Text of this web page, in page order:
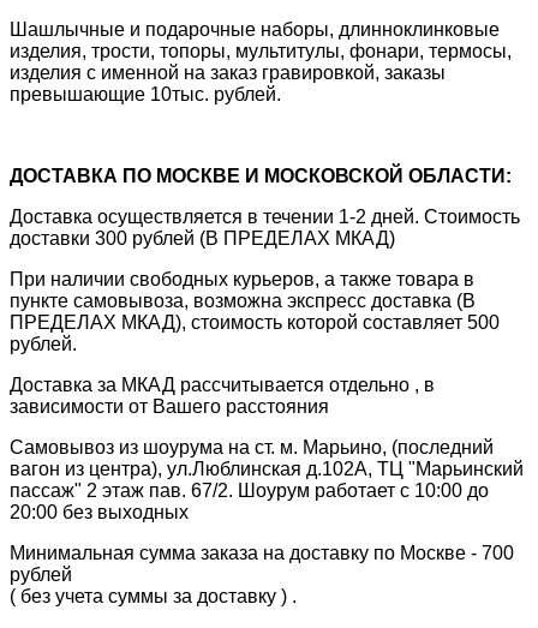
Шашлычные и подарочные наборы, длинноклинковые
изделия, трости, топоры, мультитулы, фонари, термосы,
изделия с именной на заказ гравировкой, заказы
превышающие 10тыс. рублей.
ДОСТАВКА ПО МОСКВЕ И МОСКОВСКОЙ ОБЛАСТИ:
Доставка осуществляется в течении 1-2 дней. Стоимость
доставки 300 рублей (В ПРЕДЕЛАХ МКАД)
При наличии свободных курьеров, а также товара в
пункте самовывоза, возможна экспресс доставка (В
ПРЕДЕЛАХ МКАД), стоимость которой составляет 500
рублей.
Доставка за МКАД рассчитывается отдельно , в
зависимости от Вашего расстояния
Самовывоз из шоурума на ст. м. Марьино, (последний
вагон из центра), ул.Люблинская д.102А, ТЦ "Марьинский
пассаж" 2 этаж пав. 67/2. Шоурум работает с 10:00 до
20:00 без выходных
Минимальная сумма заказа на доставку по Москве - 700
рублей
( без учета суммы за доставку ) .